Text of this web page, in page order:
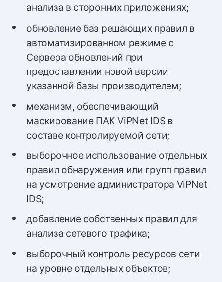
анализа в сторонних приложениях;
обновление баз решающих правил в
автоматизированном режиме с
Сервера обновлений при
предоставлении новой версии
указанной базы производителем;
механизм, обеспечивающий
маскирование ПАК ViPNet IDS в
составе контролируемой сети;
выборочное использование отдельных
правил обнаружения или групп правил
на усмотрение администратора ViPNet
IDS;
добавление собственных правил для
анализа сетевого трафика;
выборочный контроль ресурсов сети
на уровне отдельных объектов;